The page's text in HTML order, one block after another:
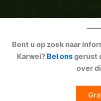
Bent u op zoek naar
Karwei? Bel onsgerust
over